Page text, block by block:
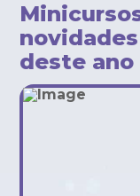
deste ano